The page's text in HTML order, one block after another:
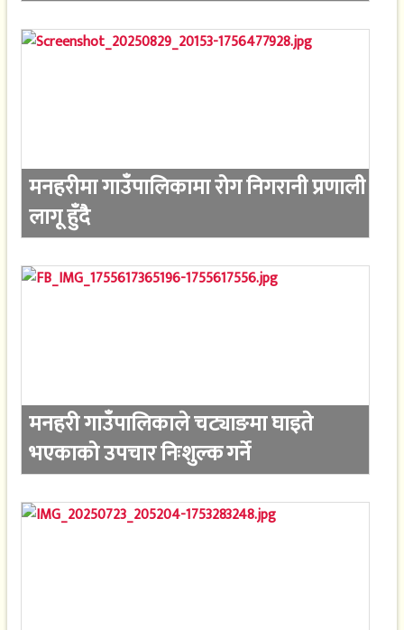
मनहरीमा गाउँपालिकामा रोग निगरानी प्रणाली
लागू हुँदै
मनहरी गाउँपालिकाले चट्याङमा घाइते
भएकाको उपचार निःशुल्क गर्ने